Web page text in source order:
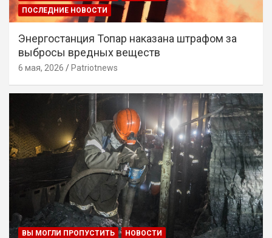
ПОСЛЕДНИЕ НОВОСТИ
Энергостанция Топар наказана штрафом за
выбросы вредных веществ
6 мая, 2026 Patriotnews
ВЫ МОГЛИ ПРОПУСТИТЬ НОВОСТИ